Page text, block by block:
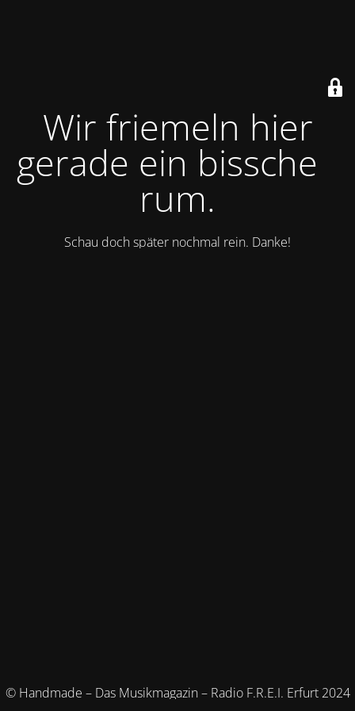
Wir friemeln hier
gerade ein bisschen
rum.
Schau doch später nochmal rein. Danke!
© Handmade – Das Musikmagazin – Radio F.R.E.I. Erfurt 2024